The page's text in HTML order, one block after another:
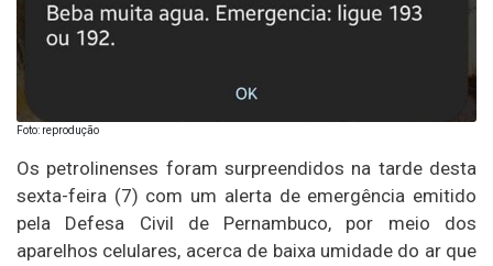
Foto: reprodução
Os petrolinenses foram surpreendidos na tarde desta
sexta-feira (7) com um alerta de emergência emitido
pela Defesa Civil de Pernambuco, por meio dos
aparelhos celulares, acerca de baixa umidade do ar que